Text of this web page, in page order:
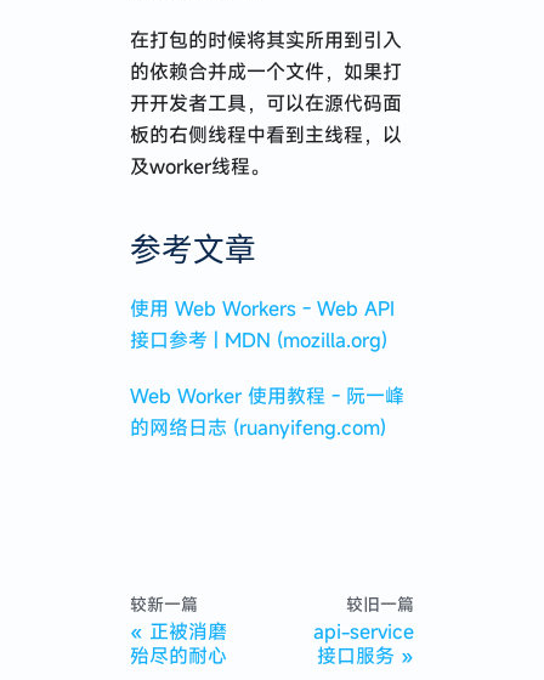
在打包的时候将其实所用到引入
的依赖合并成一个文件，如果打
开开发者工具，可以在源代码面
板的右侧线程中看到主线程，以
及worker线程。
参考文章
使用 Web Workers - Web API
接口参考 | MDN (mozilla.org)
Web Worker 使用教程 - 阮一峰
的网络日志 (ruanyifeng.com)
较新一篇
正被消磨
殆尽的耐心
较旧一篇
api-service
接口服务